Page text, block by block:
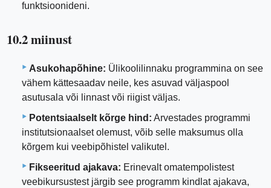
funktsioonideni.
10.2 miinust
Asukohapõhine: Ülikoolilinnaku programmina on see
vähem kättesaadav neile, kes asuvad väljaspool
asutusala või linnast või riigist väljas.
Potentsiaalselt kõrge hind: Arvestades programmi
institutsionaalset olemust, võib selle maksumus olla
kõrgem kui veebipõhistel valikutel.
Fikseeritud ajakava: Erinevalt omatempolistest
veebikursustest järgib see programm kindlat ajakava,